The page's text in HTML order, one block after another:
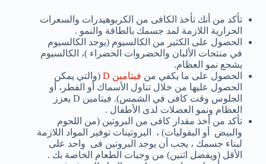
تأكد من أنك تأخذ الكافى من الكربوهيدرات والسعرات
الحرارية اللازمة لمد جسمك بالطاقة والنمو .
الحصول على الكثير من الكالسيوم (يوجد الكالسيوم
في منتجات الألبان و الخضروات الخضراء )، الكالسيوم
يشجع نمو العظام.
الحصول على ما يكفي من فيتامين D (والتي يمكن
الحصول عليها من خلال تناول الأسماك أو الفطر ، أو
الجلوس وقت كافى في الشمس). فيتامين D يعزز
العظام ونمو العضلات لدى الأطفال .
تأكد من أخذ مقدار كافى من البروتين (من اللحوم
والبيض
أو البقوليات) ، البروتينات توفير المواد اللازمة
لبناء جسمك ، يجب أن يوجد البروتين فى واحد على
الأقل (ويفضل اثنين) من وجبات الطعام الخاصة بك .